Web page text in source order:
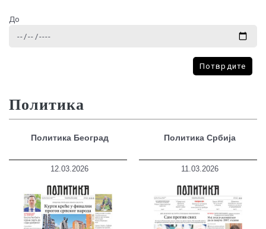
До
Потврдите
Политика
Политика Београд
12.03.2026
Политика Србија
11.03.2026